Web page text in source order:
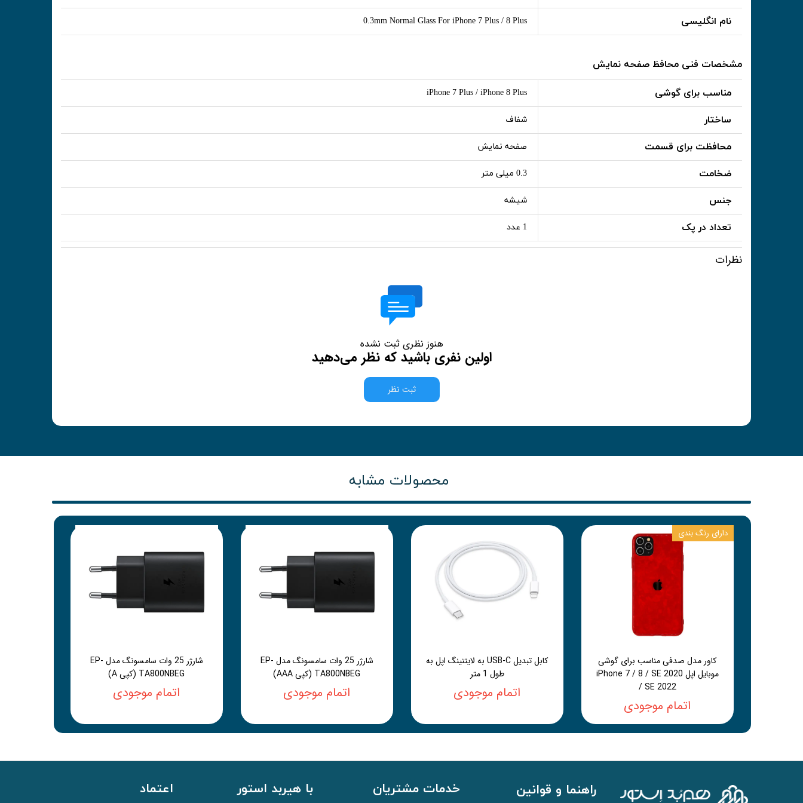
نام انگلیسی 0.3mm Normal Glass For iPhone 7 Plus / 8 Plus
مشخصات فنی محافظ صفحه نمایش
مناسب برای گوشی iPhone 7 Plus / iPhone 8 Plus
ساختار شفاف
محافظت برای قسمت صفحه نمایش
ضخامت 0.3 میلی متر
جنس شیشه
تعداد در پک 1 عدد
نظرات
هنوز نظری ثبت نشده
اولین نفری باشید که نظر می‌دهید
ثبت نظر
محصولات مشابه
کاور مدل صدفی مناسب برای گوشی
موبایل اپل iPhone 7 / 8 / SE 2020
/ SE 2022
اتمام موجودی
دارای رنگ بندی
کابل تبدیل USB-C به لایتنینگ اپل به
طول 1 متر
اتمام موجودی
شارژر 25 وات سامسونگ مدل EP-
TA800NBEG (کپی AAA)
اتمام موجودی
شارژر 25 وات سامسونگ مدل EP-
TA800NBEG (کپی A)
اتمام موجودی
راهنما و قوانین خدمات مشتریان با هیربد استور اعتماد